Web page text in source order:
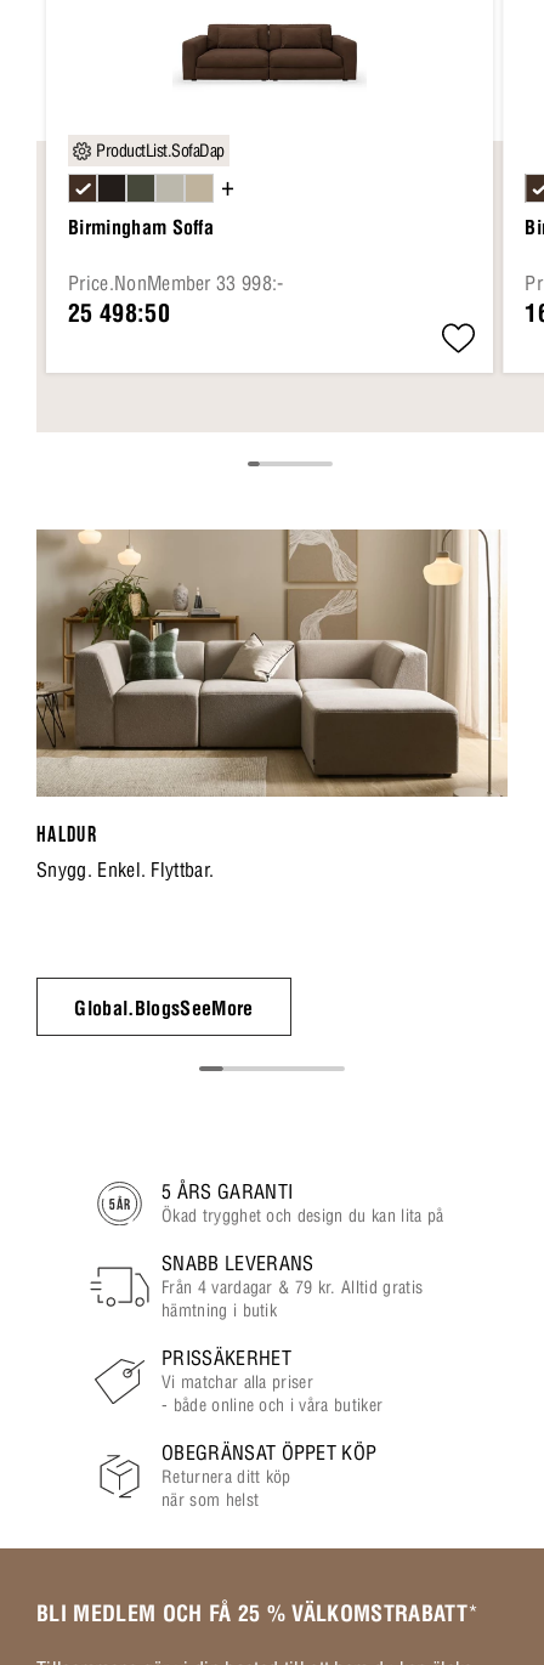
ProductList.SofaDap
Birmingham Soffa
Price.NonMember 33 998:-
25 498:50
+
HALDUR
Snygg. Enkel. Flyttbar.
Global.BlogsSeeMore
5 ÅRS GARANTI
Ökad trygghet och design du kan lita på
SNABB LEVERANS
Från 4 vardagar & 79 kr. Alltid gratis
hämtning i butik
PRISSÄKERHET
Vi matchar alla priser
- både online och i våra butiker
OBEGRÄNSAT ÖPPET KÖP
Returnera ditt köp
när som helst
BLI MEDLEM OCH FÅ 25 % VÄLKOMSTRABATT*